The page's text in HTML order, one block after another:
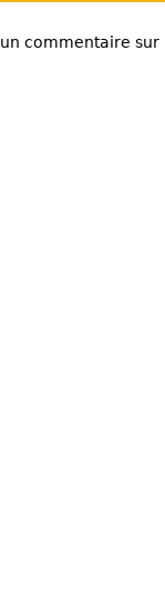
commentaire sur